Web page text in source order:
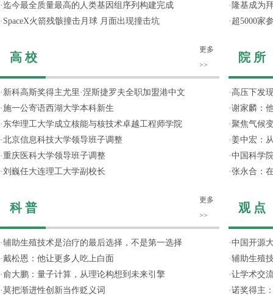
·迄今最全质量最高的人类基因组序列构建完成
· SpaceX火箭残骸撞击月球 月面出现撞击坑
高 校
更多
>>
· 新科高斯奖得主尤里·涅斯捷罗夫全职加盟港中文
·施一公寄语西湖大学本科新生
· 东华理工大学成立核能与核技术卓越工程师学院
·北京信息科技大学领导班子调整
·重庆医科大学领导班子调整
·刘巍任大连理工大学副校长
科 普
更多
>>
·辅助生殖技术是治疗的最后选择，不是第一选择
·戴松恩：他让更多人吃上白面
·俞大鹏：量子计算，从理论构想到未来引擎
·莫把渐进性创新当作贬义词
· 隆基成为
· 超5000家
院 所
· 高压下发
·谢家麟：
·聚焦气候
·姜中宏：
·中国科学
·张永合：
观 点
·中国开源
·辅助生殖
·让学术交
·诺奖得主